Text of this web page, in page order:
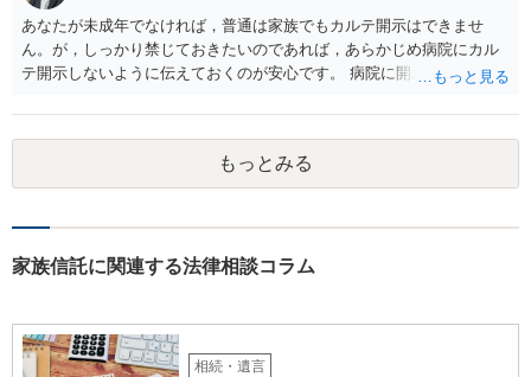
あなたが未成年でなければ，普通は家族でもカルテ開示はできませ
ん。が，しっかり禁じておきたいのであれば，あらかじめ病院にカル
テ開示しないように伝えておくのが安心です。 病院に開示しないよう
可能性は低いのでコストパフォーマンスとしてはどうかなという感じ
がします。
もっとみる
家族信託に関連する法律相談コラム
相続・遺言